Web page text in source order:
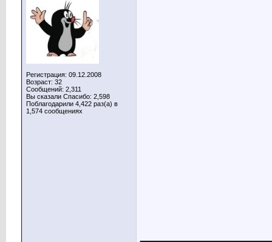
Регистрация: 09.12.2008
Возраст: 32
Сообщений: 2,311
Вы сказали Спасибо: 2,598
Поблагодарили 4,422 раз(а) в
1,574 сообщениях